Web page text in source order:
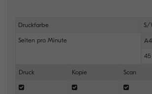
Druckfarbe S/
Seiten pro Minute A4
45
Druck Kopie Scan